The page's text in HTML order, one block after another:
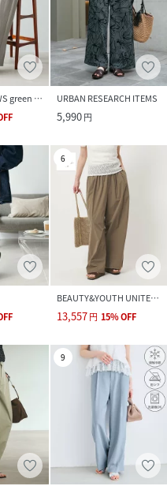
UNITED ARROWS green label relaxing URBAN RESEARCH ITEMS
5,990円
6
BEAUTY&YOUTH UNITED ARROWS
13,557円 15%OFF
9